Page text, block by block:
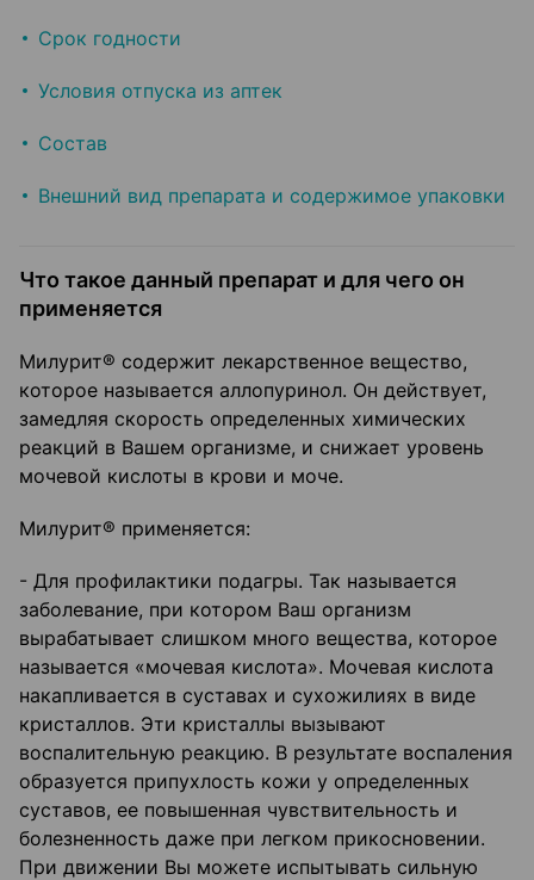
Срок годности
Условия отпуска из аптек
Состав
Внешний вид препарата и содержимое упаковки
Что такое данный препарат и для чего он
применяется
Милурит® содержит лекарственное вещество,
которое называется аллопуринол. Он действует,
замедляя скорость определенных химических
реакций в Вашем организме, и снижает уровень
мочевой кислоты в крови и моче.
Милурит® применяется:
- Для профилактики подагры. Так называется
заболевание, при котором Ваш организм
вырабатывает слишком много вещества, которое
называется «мочевая кислота». Мочевая кислота
накапливается в суставах и сухожилиях в виде
кристаллов. Эти кристаллы вызывают
воспалительную реакцию. В результате воспаления
образуется припухлость кожи у определенных
суставов, ее повышенная чувствительность и
болезненность даже при легком прикосновении.
При движении Вы можете испытывать сильную